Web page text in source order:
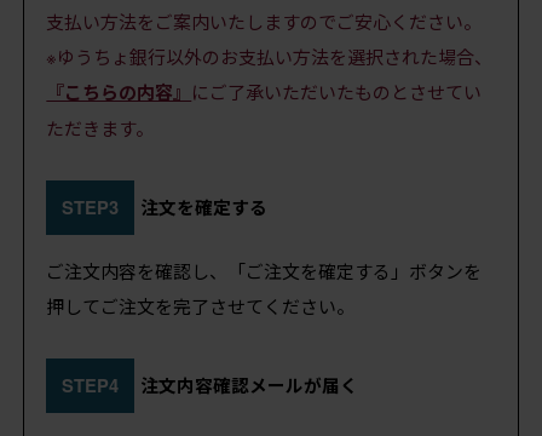
支払い方法をご案内いたしますのでご安心ください。
※ゆうちょ銀行以外のお支払い方法を選択された場合、
『こちらの内容』 にご了承いただいたものとさせてい
ただきます。
STEP3 注文を確定する
ご注文内容を確認し、「ご注文を確定する」ボタンを
押してご注文を完了させてください。
STEP4 注文内容確認メールが届く